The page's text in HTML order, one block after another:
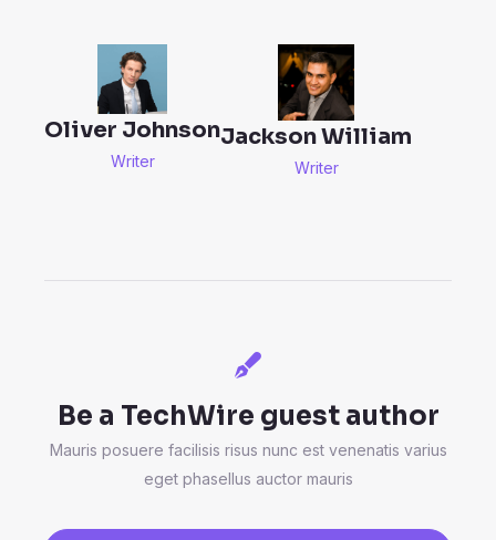
Oliver Johnson
Writer
Jackson William
Writer
Be a TechWire guest author
Mauris posuere facilisis risus nunc est venenatis varius
eget phasellus auctor mauris